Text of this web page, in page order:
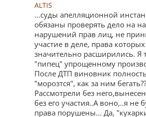
ALTIS
...суды апелляционной
обязаны проверять дело на
нарушений прав лиц, не
участие в деле, права которых
значительно расширились. Я
"пипец" упрощенному
После ДТП виновник
"морозтся", как за ним
Рассмотрели без
без его участия..А воно,..я не
права порушены... Да,